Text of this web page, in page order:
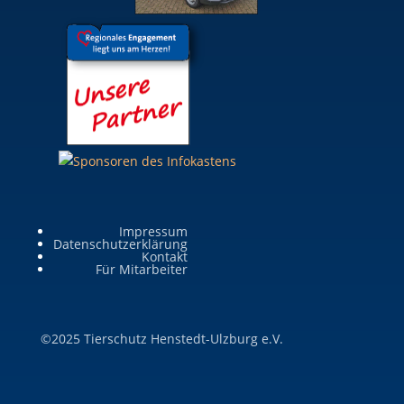
Impressum
Datenschutzerklärung
Kontakt
Für Mitarbeiter
©2025 Tierschutz Henstedt-Ulzburg e.V.